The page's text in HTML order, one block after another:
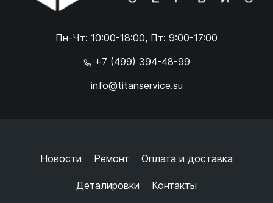
Пн-Чт: 10:00-18:00, Пт: 9:00-17:00
+7 (499) 394-48-99
info@titanservice.su
Новости Ремонт Оплата и доставка
Деталировки Контакты
Online чат